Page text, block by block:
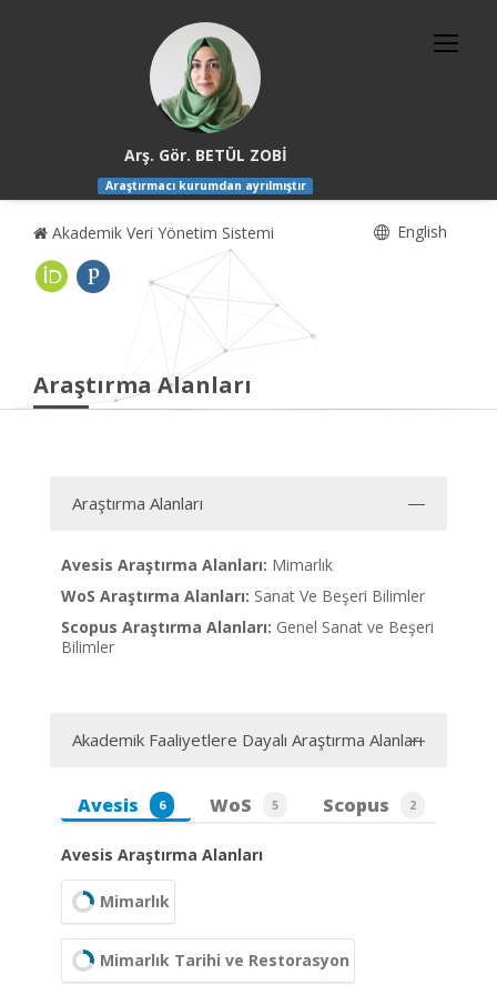
Arş. Gör. BETÜL ZOBİ
Araştırmacı kurumdan ayrılmıştır
Akademik Veri Yönetim Sistemi English
Araştırma Alanları
Araştırma Alanları
Avesis Araştırma Alanları: Mimarlık
WoS Araştırma Alanları: Sanat Ve Beşeri Bilimler
Scopus Araştırma Alanları: Genel Sanat ve Beşeri
Bilimler
Akademik Faaliyetlere Dayalı Araştırma Alanları
Avesis 6 WoS 5 Scopus 2
Avesis Araştırma Alanları
Mimarlık
Mimarlık Tarihi ve Restorasyon